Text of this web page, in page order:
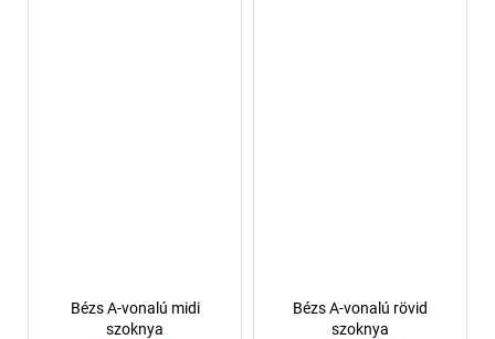
Bézs A-vonalú midi
szoknya
Bézs A-vonalú rövid
szoknya